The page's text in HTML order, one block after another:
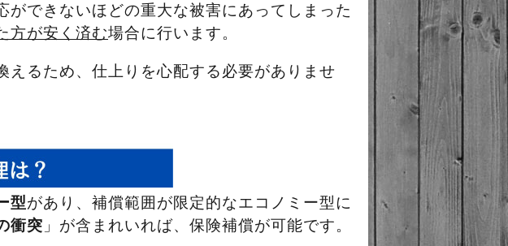
ができないほどの重大な被害にあってしまった
方が安く済む場合に行います。
えるため、仕上りを心配する必要がありませ
型があり、補償範囲が限定的なエコノミー型に
衝突 」が含まれいれば、保険補償が可能です。